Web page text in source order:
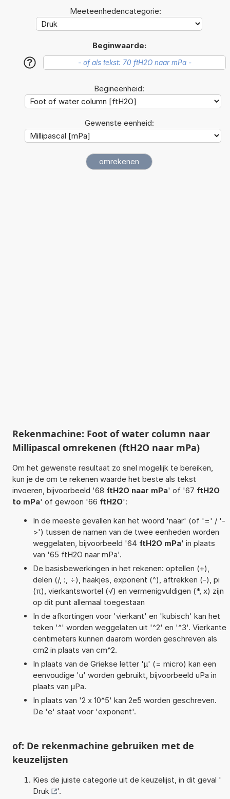
Meeteenhedencategorie:
Beginwaarde:
?
Begineenheid:
Gewenste eenheid:
Rekenmachine: Foot of water column naar
Millipascal omrekenen (ftH2O naar mPa)
Om het gewenste resultaat zo snel mogelijk te bereiken,
kun je de om te rekenen waarde het beste als tekst
invoeren, bijvoorbeeld '68 ftH2O naar mPa' of '67 ftH2O
to mPa' of gewoon '66 ftH2O':
In de meeste gevallen kan het woord 'naar' (of '=' / '-
>') tussen de namen van de twee eenheden worden
weggelaten, bijvoorbeeld '64 ftH2O mPa' in plaats
van '65 ftH2O naar mPa'.
De basisbewerkingen in het rekenen: optellen (+),
delen (/, :, ÷), haakjes, exponent (^), aftrekken (-), pi
(π), vierkantswortel (√) en vermenigvuldigen (*, x) zijn
op dit punt allemaal toegestaan
In de afkortingen voor 'vierkant' en 'kubisch' kan het
teken '^' worden weggelaten uit '^2' en '^3'. Vierkante
centimeters kunnen daarom worden geschreven als
cm2 in plaats van cm^2.
In plaats van de Griekse letter 'µ' (= micro) kan een
eenvoudige 'u' worden gebruikt, bijvoorbeeld uPa in
plaats van µPa.
In plaats van '2 x 10^5' kan 2e5 worden geschreven.
De 'e' staat voor 'exponent'.
of: De rekenmachine gebruiken met de
keuzelijsten
Kies de juiste categorie uit de keuzelijst, in dit geval '
Druk
'.